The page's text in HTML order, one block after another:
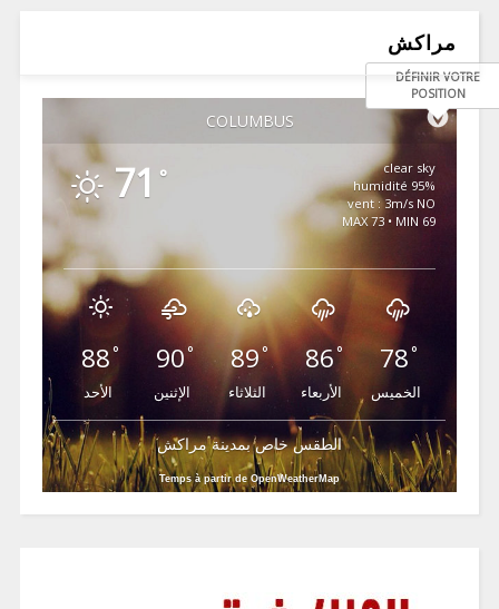
مراكش
COLUMBUS
DÉFINIR VOTRE
POSITION
71 °
clear sky
95% humidité
vent : 3m/s NO
MAX 73 • MIN 69
88°
الأحد
90°
الإثنين
89°
الثلاثاء
86°
الأربعاء
78°
الخميس
الطقس خاص بمدينة مراكش
Temps à partir de OpenWeatherMap